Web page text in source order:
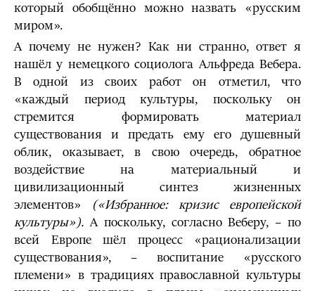
который обобщённо можно назвать «русским
миром».
А почему не нужен? Как ни странно, ответ я
нашёл у немецкого социолога Альфреда Вебера.
В одной из своих работ он отметил, что
«каждый период культуры, поскольку он
стремится формировать материал
существования и предать ему его душевный
облик, оказывает, в свою очередь, обратное
воздействие на материальный и
цивилизационный синтез жизненных
элементов» («Избранное: кризис европейской
культуры»). А поскольку, согласно Веберу, – по
всей Европе шёл процесс «рационализации
существования», – воспитание «русского
племени» в традициях православной культуры